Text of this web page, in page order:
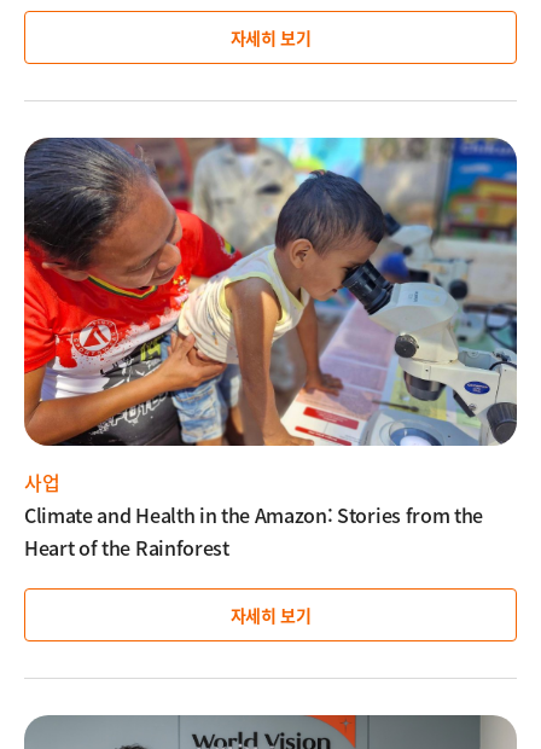
자세히 보기
이
미
지
설
명
사업
Climate and Health in the Amazon: Stories from the
Heart of the Rainforest
자세히 보기
이